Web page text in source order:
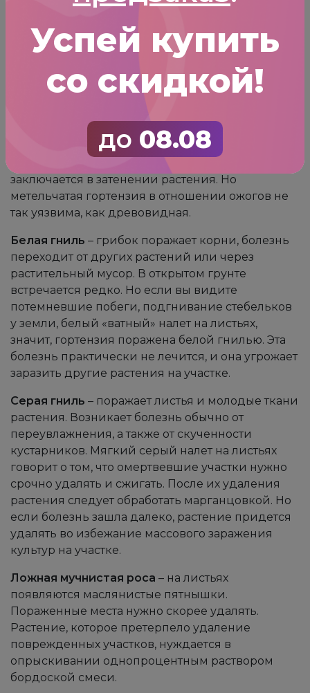
Успей купить
со скидкой!
до 08.08
Почву в таком случае нужно смягчить,
подкислить алюминиевым сульфатом или
торфом. Можно смягчить и воду для полива
золой. Возможно, придется снизить
интенсивность минеральной подкормки.
Ожоги листьев
– выглядят как полупрозрачные
беловатые пятна. Пораженные места
истончаются, могут засохнуть. Лечение
заключается в затенении растения. Но
метельчатая гортензия в отношении ожогов не
так уязвима, как древовидная.
Белая гниль – грибок поражает корни, болезнь
переходит от других растений или через
растительный мусор. В открытом грунте
встречается редко. Но если вы видите
потемневшие побеги, подгнивание стебельков
у земли, белый «ватный» налет на листьях,
значит, гортензия поражена белой гнилью. Эта
болезнь практически не лечится, и она угрожает
заразить другие растения на участке.
Серая гниль – поражает листья и молодые ткани
растения. Возникает болезнь обычно от
переувлажнения, а также от скученности
кустарников. Мягкий серый налет на листьях
говорит о том, что омертвевшие участки нужно
срочно удалять и сжигать. После их удаления
растения следует обработать марганцовкой. Но
если болезнь зашла далеко, растение придется
удалять во избежание массового заражения
культур на участке.
Ложная мучнистая роса – на листьях
появляются маслянистые пятнышки.
Пораженные места нужно скорее удалять.
Растение, которое претерпело удаление
поврежденных участков, нуждается в
опрыскивании однопроцентным раствором
бордоской смеси.